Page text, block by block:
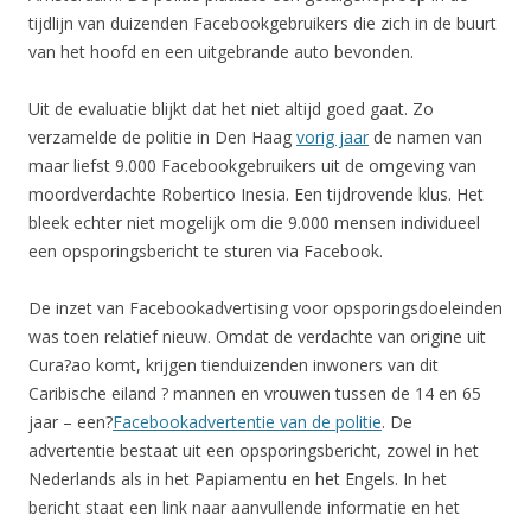
tijdlijn van duizenden Facebookgebruikers die zich in de buurt
van het hoofd en een uitgebrande auto bevonden.
Uit de evaluatie blijkt dat het niet altijd goed gaat. Zo
verzamelde de politie in Den Haag vorig jaar de namen van
maar liefst 9.000 Facebookgebruikers uit de omgeving van
moordverdachte Robertico Inesia. Een tijdrovende klus. Het
bleek echter niet mogelijk om die 9.000 mensen individueel
een opsporingsbericht te sturen via Facebook.
De inzet van Facebookadvertising voor opsporingsdoeleinden
was toen relatief nieuw. Omdat de verdachte van origine uit
Cura?ao komt, krijgen tienduizenden inwoners van dit
Caribische eiland ? mannen en vrouwen tussen de 14 en 65
jaar – een?Facebookadvertentie van de politie. De
advertentie bestaat uit een opsporingsbericht, zowel in het
Nederlands als in het Papiamentu en het Engels. In het
bericht staat een link naar aanvullende informatie en het